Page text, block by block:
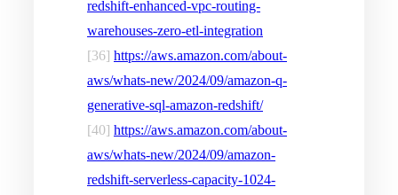
redshift-enhanced-vpc-routing-
warehouses-zero-etl-integration
[36] https://aws.amazon.com/about-
aws/whats-new/2024/09/amazon-q-
generative-sql-amazon-redshift/
[40] https://aws.amazon.com/about-
aws/whats-new/2024/09/amazon-
redshift-serverless-capacity-1024-